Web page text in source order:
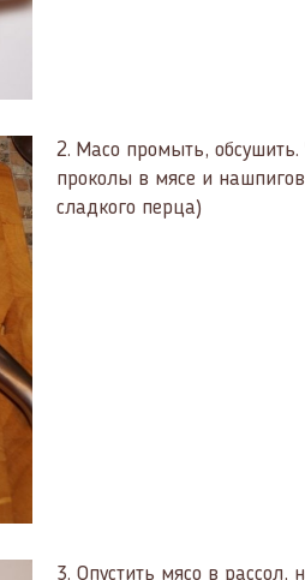
2. Масо промыть,
проколы в мясе и
сладкого перца)
3. Опустить мясо в рассол,